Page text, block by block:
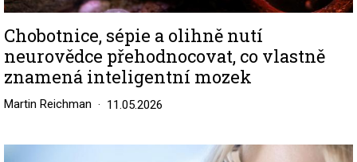
Chobotnice, sépie a olihně nutí
neurovědce přehodnocovat, co vlastně
znamená inteligentní mozek
Martin Reichman 11.05.2026